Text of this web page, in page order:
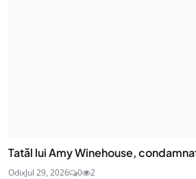
Tatăl lui Amy Winehouse,
OdixJul 29, 2026 0 2